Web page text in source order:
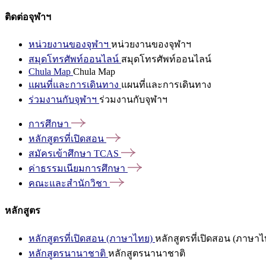
ติดต่อจุฬาฯ
หน่วยงานของจุฬาฯ หน่วยงานของจุฬาฯ
สมุดโทรศัพท์ออนไลน์ สมุดโทรศัพท์ออนไลน์
Chula Map Chula Map
แผนที่และการเดินทาง แผนที่และการเดินทาง
ร่วมงานกับจุฬาฯ ร่วมงานกับจุฬาฯ
การศึกษา
หลักสูตรที่เปิดสอน
สมัครเข้าศึกษา TCAS
ค่าธรรมเนียมการศึกษา
คณะและสำนักวิชา
หลักสูตร
หลักสูตรที่เปิดสอน (ภาษาไทย) หลักสูตรที่เปิดสอน (ภาษาไ
หลักสูตรนานาชาติ หลักสูตรนานาชาติ